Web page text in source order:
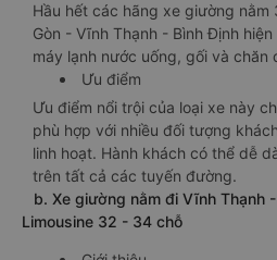
Hầu hết các hãng xe giường
Gòn - Vĩnh Thạnh - Bình Định
máy lạnh nước uống, gối và chăn
Ưu điểm
Ưu điểm nổi trội của loại xe này
phù hợp với nhiều đối tượng
linh hoạt. Hành khách có thể dễ
trên tất cả các tuyến đường.
b. Xe giường nằm đi Vĩnh Thạnh
Limousine 32 - 34 chỗ